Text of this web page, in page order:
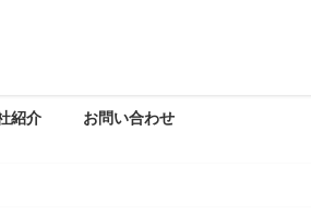
紹介 お問い合わせ